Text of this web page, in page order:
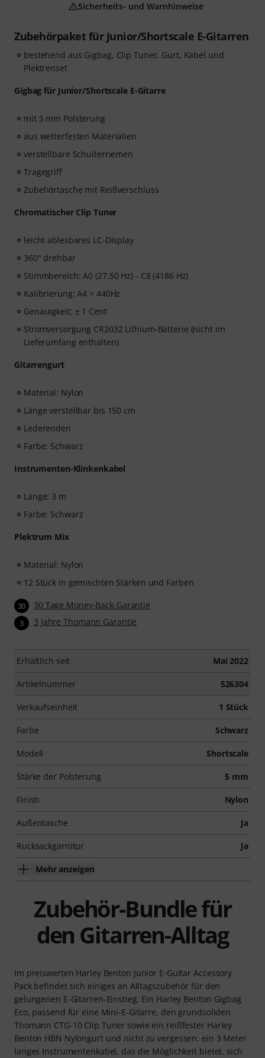
Zubehörpaket für Junior/Shortscale E-Gitarren
bestehend aus Gigbag, Clip Tuner, Gurt, Kabel und
Plektrenset
Gigbag für Junior/Shortscale E-Gitarre
mit 5 mm Polsterung
aus wetterfesten Materialien
verstellbare Schulterriemen
Tragegriff
Zubehörtasche mit Reißverschluss
Chromatischer Clip Tuner
leicht ablesbares LC-Display
360° drehbar
Stimmbereich: A0 (27,50 Hz) - C8 (4186 Hz)
Kalibrierung: A4 = 440Hz
Genauigkeit: ± 1 Cent
Stromversorgung CR2032 Lithium-Batterie (nicht im
Lieferumfang enthalten)
Gitarrengurt
Material: Nylon
Länge verstellbar bis 150 cm
Lederenden
Farbe: Schwarz
Instrumenten-Klinkenkabel
Länge: 3 m
Farbe: Schwarz
Plektrum Mix
Material: Nylon
12 Stück in gemischten Stärken und Farben
30 30 Tage Money-Back-Garantie
3 3 Jahre Thomann Garantie
Erhältlich seit Mai 2022
Artikelnummer 526304
Verkaufseinheit 1 Stück
Farbe Schwarz
Modell Shortscale
Stärke der Polsterung 5 mm
Finish Nylon
Außentasche Ja
Rucksackgarnitur Ja
Mehr anzeigen
Sicherheits- und Warnhinweise
Zubehör-Bundle für
den Gitarren-Alltag
Im preiswerten Harley Benton Junior E-Guitar Accessory
Pack befindet sich einiges an Alltagszubehör für den
gelungenen E-Gitarren-Einstieg. Ein Harley Benton Gigbag
Eco, passend für eine Mini-E-Gitarre, den grundsoliden
Thomann CTG-10 Clip Tuner sowie ein reißfester Harley
Benton HBN Nylongurt und nicht zu vergessen: ein 3 Meter
langes Instrumentenkabel, das die Möglichkeit bietet, sich